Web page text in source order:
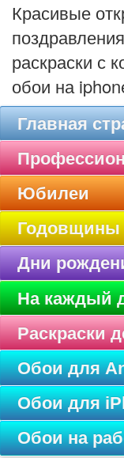
Красивые
раскраски с
обои на
Главная
Юбилеи
Годовщины
Дни
На каждый
Раскраски
Обои для
Обои для
Обои на